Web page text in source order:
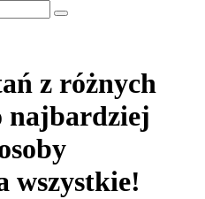
z różnych
najbardziej
wszystkie!